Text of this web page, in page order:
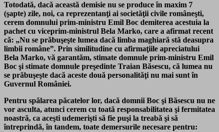
Totodată, dacă această demisie nu se produce în maxim 7
(şapte) zile, noi, ca reprezentanţi ai societăţii civile româneşti,
cerem domnului prim-ministru Emil Boc demiterea acestuia la
pachet cu viceprim-ministrul Bela Marko, care a afirmat recent
că: „Nu se prăbuşeşte lumea dacă limba maghiară stă deasupra
limbii române”. Prin similitudine cu afirmaţiile apreciatului
Bela Marko, vă garantăm, stimate domnule prim-ministru Emil
Boc şi stimate domnule preşedinte Traian Băsescu, că lumea nu
se prăbuşeşte dacă aceste două personalităţi nu mai sunt în
Guvernul României.
Pentru spălarea păcatelor lor, dacă domnii Boc şi Băsescu nu ne
vor asculta, atunci cerem cu toată responsabilitatea şi fermitatea
noastră, ca aceşti udemerişti să fie puşi la treabă şi să
întreprindă, în tandem, toate demersurile necesare pentru: